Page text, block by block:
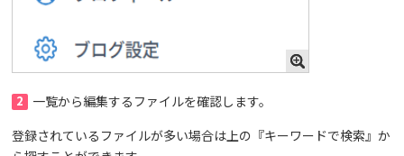
2
一覧から編集するファイルを確認します。
登録されているファイルが多い場合は上の『キーワードで検索』か